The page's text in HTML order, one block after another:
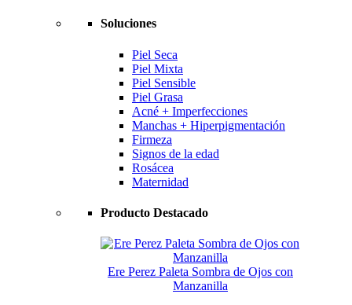
Soluciones
Piel Seca
Piel Mixta
Piel Sensible
Piel Grasa
Acné + Imperfecciones
Manchas + Hiperpigmentación
Firmeza
Signos de la edad
Rosácea
Maternidad
Producto Destacado
Ere Perez Paleta Sombra de Ojos con
Manzanilla